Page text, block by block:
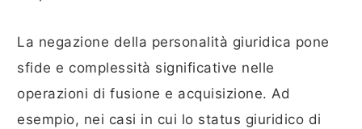
La negazione della personalità giuridica pone
sfide e complessità significative nelle
operazioni di fusione e acquisizione. Ad
esempio, nei casi in cui lo status giuridico di